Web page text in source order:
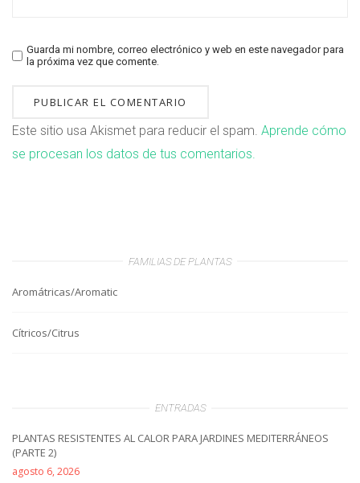
Guarda mi nombre, correo electrónico y web en este navegador para
la próxima vez que comente.
Este sitio usa Akismet para reducir el spam. Aprende cómo
se procesan los datos de tus comentarios.
FAMILIAS DE PLANTAS
Aromátricas/Aromatic
Cítricos/Citrus
ENTRADAS
PLANTAS RESISTENTES AL CALOR PARA JARDINES MEDITERRÁNEOS
(PARTE 2)
agosto 6, 2026